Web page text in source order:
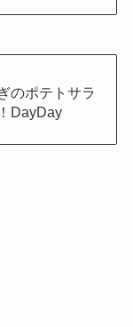
のポテトサラ
DayDay